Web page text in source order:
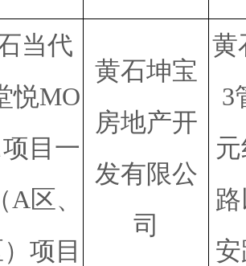
当代
悦MO
目一
A区、
项目
黄石坤宝
房地产开
发有限公
司
黄
3